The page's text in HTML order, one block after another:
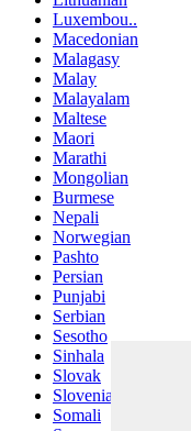
Luxembou..
Macedonian
Malagasy
Malay
Malayalam
Maltese
Maori
Marathi
Mongolian
Burmese
Nepali
Norwegian
Pashto
Persian
Punjabi
Serbian
Sesotho
Sinhala
Slovak
Slovenian
Somali